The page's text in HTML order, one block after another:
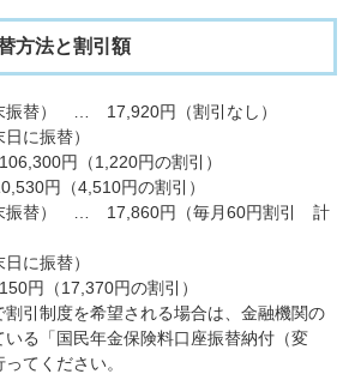
方法と割引額
振替） … 17,920円（割引なし）
に振替）
円（1,220円の割引）
円（4,510円の割引）
振替） … 17,860円（毎月60円割引 計
に振替）
円（17,370円の割引）
割引制度を希望される場合は、金融機関の
いる「国民年金保険料口座振替納付（変
てください。